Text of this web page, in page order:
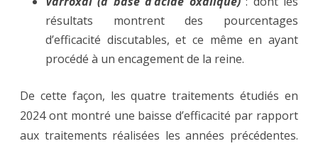
résultats montrent des pourcentages
d’efficacité discutables, et ce même en ayant
procédé à un encagement de la reine.
De cette façon, les quatre traitements étudiés en
2024 ont montré une baisse d’efficacité par rapport
aux traitements réalisées les années précédentes.